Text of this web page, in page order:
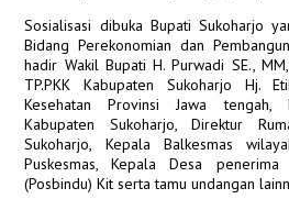
Sosialisasi dibuka Bupati Sukoharjo
Bidang Perekonomian dan
hadir Wakil Bupati H. Purwadi SE.,
TP.PKK Kabupaten Sukoharjo Hj.
Kesehatan Provinsi Jawa tengah,
Kabupaten Sukoharjo, Direktur
Sukoharjo, Kepala Balkesmas
Puskesmas, Kepala Desa
(Posbindu) Kit serta tamu undangan